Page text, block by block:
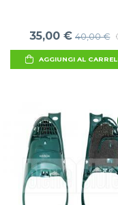
35,00 € 40,00 €
AGGIUNGI AL